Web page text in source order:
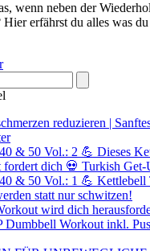
wenn neben der
Hier erfährst du alles was
reduzieren |
& 50 Vol.: 2 💪 Dieses
fordert dich 💀 Turkish
& 50 Vol.: 1 💪 Kettlebell
statt nur schwitzen!
wird dich
Dumbbell Workout inkl.